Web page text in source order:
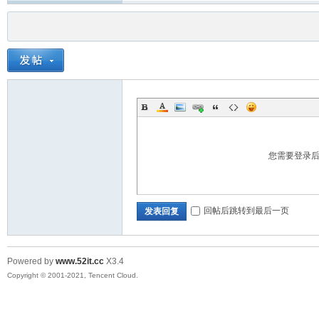
您需要登录
发表回复 回帖后跳转到最后一页
Powered by www.52it.cc X3.4
Copyright © 2001-2021, Tencent Cloud.